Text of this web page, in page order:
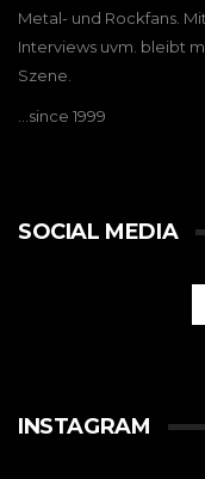
Metal- und Rockfans.
Interviews uvm. bleibt
Szene.
…since 1999
SOCIAL MEDIA
INSTAGRAM